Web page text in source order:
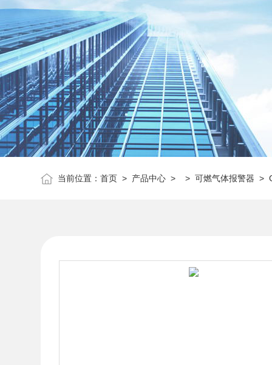
当前位置：首页 > 产品中心 > >可燃气体报警器 >